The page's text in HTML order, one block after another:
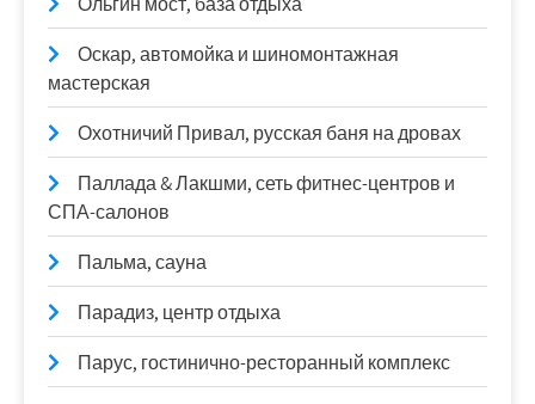
Оскар, автомойка и шиномонтажная
мастерская
Охотничий Привал, русская баня на дровах
Паллада & Лакшми, сеть фитнес-центров и
СПА-салонов
Пальма, сауна
Парадиз, центр отдыха
Парус, гостинично-ресторанный комплекс